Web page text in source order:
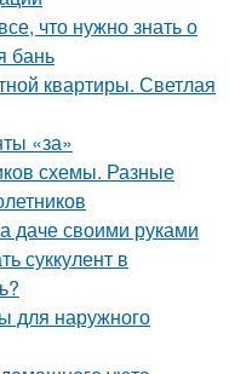
что нужно знать о
бань
квартиры. Светлая
«за»
схемы. Разные
даче своими руками
суккулент в
для наружного